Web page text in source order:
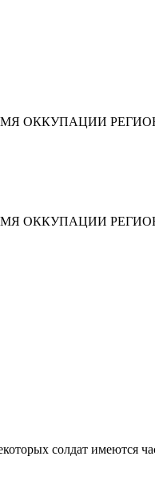
ОККУПАЦИИ
ОККУПАЦИИ
солдат имеются